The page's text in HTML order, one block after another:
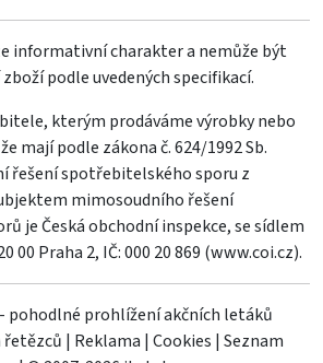
informativní charakter a nemůže být
podle uvedených specifikací.
kterým prodáváme výrobky nebo
mají podle zákona č. 624/1992 Sb.
řešení spotřebitelského sporu z
mimosoudního řešení
je Česká obchodní inspekce, se sídlem
00 Praha 2, IČ: 000 20 869 (www.coi.cz).
pohodlné prohlížení akčních letáků
| Reklama | Cookies | Seznam